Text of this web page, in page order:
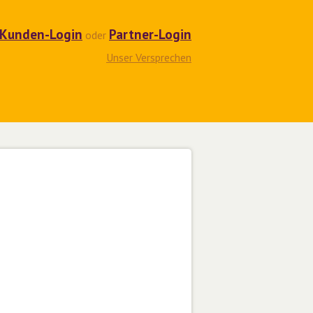
Kunden-Login oder Partner-Login
Unser Versprechen